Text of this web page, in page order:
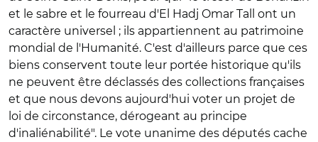
et le sabre et le fourreau d'El Hadj Omar Tall ont un
caractère universel ; ils appartiennent au patrimoine
mondial de l'Humanité. C'est d'ailleurs parce que ces
biens conservent toute leur portée historique qu'ils
ne peuvent être déclassés des collections françaises
et que nous devons aujourd'hui voter un projet de
loi de circonstance, dérogeant au principe
d'inaliénabilité". Le vote unanime des députés cache